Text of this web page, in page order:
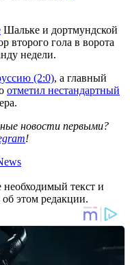
Шальке и дортмундской
второго гола в ворота
недели.
(2:0), а главный
отметил нестандартный
новости первыми?
!
текст и
этом редакции.